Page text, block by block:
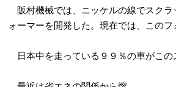
阪村機械では、ニッケルの線でスクラ
ォーマーを開発した。現在では、この
日本中を走っている９９％の車がこの